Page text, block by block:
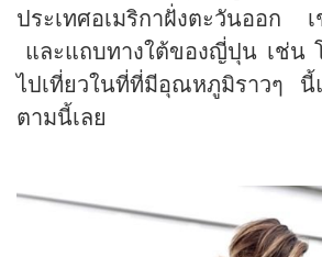
ประเทศอเมริกาฝั่งตะวันออก
และแถบทางใต้ของญี่ปุน เช่น
ไปเที่ยวในที่ที่มีอุณหภูมิราวๆ นี้
ตามนี้เลย